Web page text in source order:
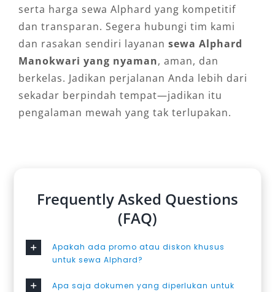
serta harga sewa Alphard yang kompetitif
dan transparan. Segera hubungi tim kami
dan rasakan sendiri layanan sewa Alphard
Manokwari yang nyaman, aman, dan
berkelas. Jadikan perjalanan Anda lebih dari
sekadar berpindah tempat—jadikan itu
pengalaman mewah yang tak terlupakan.
Frequently Asked Questions
(FAQ)
Apakah ada promo atau diskon khusus
untuk sewa Alphard?
Apa saja dokumen yang diperlukan untuk